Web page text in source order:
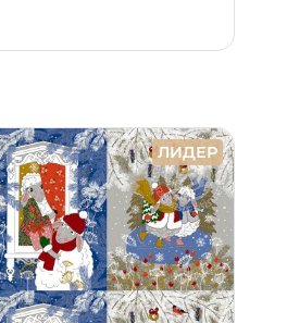
ЛИДЕР